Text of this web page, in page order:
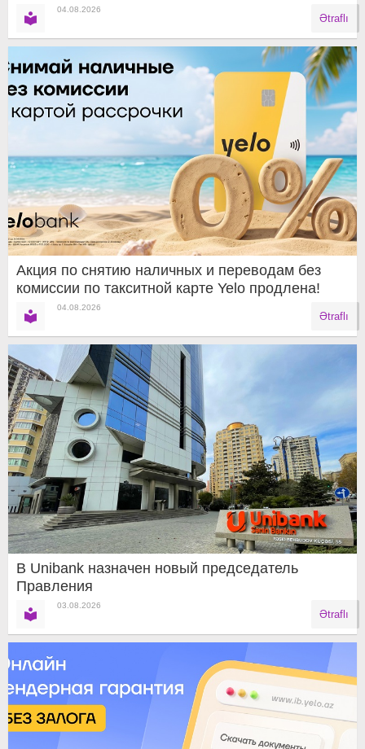
04.08.2026
Ətraflı
Акция по снятию наличных и переводам без
комиссии по такситной карте Yelo продлена!
04.08.2026
Ətraflı
В Unibank назначен новый председатель
Правления
03.08.2026
Ətraflı